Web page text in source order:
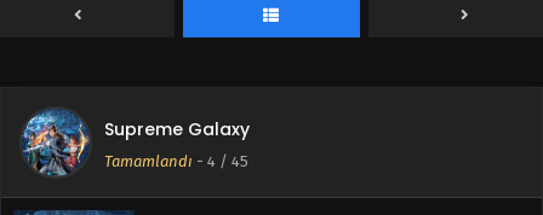
Supreme Galaxy
Tamamlandı - 4 / 45
Supreme Galaxy 1-45 Full Bölüm
Supreme Galaxy 1-10.Bölüm
Blm 1-10 - Supreme Galaxy 1-10.Bölüm - Eylül 5, 2021